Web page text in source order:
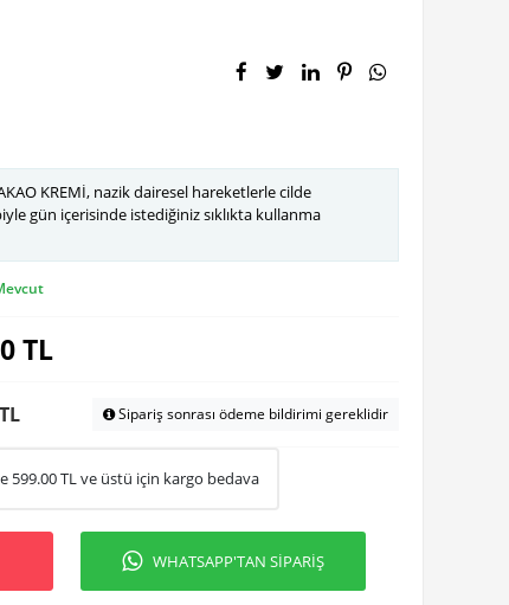
KREMİ, nazik dairesel hareketlerle cilde
gün içerisinde istediğiniz sıklıkta kullanma
TL
Sipariş sonrası ödeme bildirimi gereklidir
599.00TL ve üstü için kargo bedava
WHATSAPP'TAN SİPARİŞ